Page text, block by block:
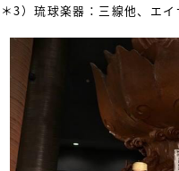
＊3）琉球楽器：三線他、エ